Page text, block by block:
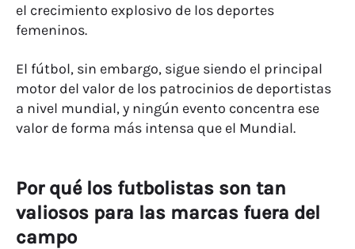
el crecimiento explosivo de los deportes
femeninos.
El fútbol, sin embargo, sigue siendo el principal
motor del valor de los patrocinios de deportistas
a nivel mundial, y ningún evento concentra ese
valor de forma más intensa que el Mundial.
Por qué los futbolistas son tan
valiosos para las marcas fuera del
campo